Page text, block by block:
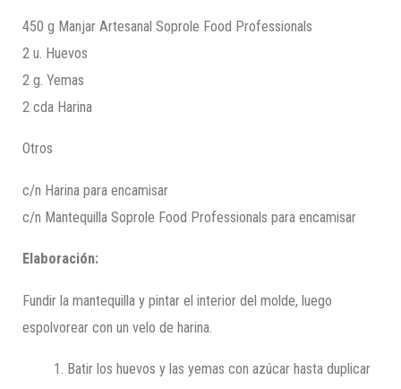
450 g Manjar Artesanal Soprole Food Professionals
2 u. Huevos
2 g. Yemas
2 cda Harina
Otros
c/n Harina para encamisar
c/n Mantequilla Soprole Food Professionals para encamisar
Elaboración:
Fundir la mantequilla y pintar el interior del molde, luego
espolvorear con un velo de harina.
Batir los huevos y las yemas con azúcar hasta duplicar